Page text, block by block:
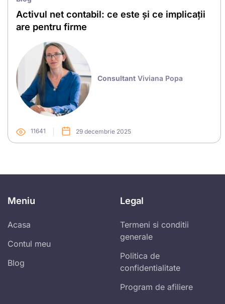
Activul net contabil: ce este și ce implicații
are pentru firme
Consultant Viviana Popa
11641 29 decembrie 2025
Meniu
Acasa
Contul meu
Blog
Legal
Termeni si conditii
generale
Politica de
confidentialitate
Program de afiliere